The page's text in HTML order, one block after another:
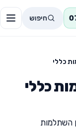
חיפוש
כללי
כללי
השתלמות